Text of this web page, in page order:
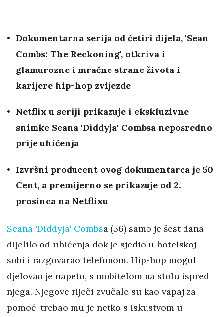
Dokumentarna serija od četiri dijela, 'Sean
Combs: The Reckoning', otkriva i
glamurozne i mračne strane života i
karijere hip-hop zvijezde
Netflix u seriji prikazuje i ekskluzivne
snimke Seana 'Diddyja' Combsa neposredno
prije uhićenja
Izvršni producent ovog dokumentarca je 50
Cent, a premijerno se prikazuje od 2.
prosinca na Netflixu
Seana 'Diddyja' Combsa (56) samo je šest dana
dijelilo od uhićenja dok je sjedio u hotelskoj
sobi i razgovarao telefonom. Hip-hop mogul
djelovao je napeto, s mobitelom na stolu ispred
njega. Njegove riječi zvučale su kao vapaj za
pomoć: trebao mu je netko s iskustvom u